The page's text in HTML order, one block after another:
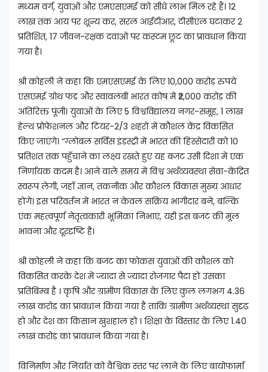
मध्यम वर्ग, युवाओं और एमएसएमई को सीधे लाभ मिल रहे हैं। 12
लाख तक आय पर शून्य कर, सरल आईटीआर, टीसीएल घटाकर 2
प्रतिशित, 17 जीवन-रक्षक दवाओं पर कस्टम छूट का प्रावधान किया
गया है।
श्री कोहली ने कहा कि एमएसएमई के लिए 10,000 करोड़ रुपये
एसएमई ग्रोथ फंड और स्वावलंबी भारत कोष में ₹2,000 करोड़ की
अतिरिक्त पूंजी। युवाओं के लिए 5 विश्वविद्यालय नगर-समूह, 1 लाख
हेल्थ प्रोफेशनल और टियर-2/3 शहरों में कौशल केंद्र विकसित
किए जाएंगे। “ग्लोबल सर्विस इंडस्ट्री में भारत की हिस्सेदारी को 10
प्रतिशत तक पहुँचाने का लक्ष्य रखते हुए यह बजट उसी दिशा में एक
निर्णायक कदम है। आने वाले समय में विश्व अर्थव्यवस्था सेवा-केंद्रित
स्वरूप लेगी, जहाँ ज्ञान, तकनीक और कौशल विकास मुख्य आधार
होंगे। इस परिवर्तन में भारत न केवल सक्रिय भागीदार बने, बल्कि
एक महत्वपूर्ण नेतृत्वकारी भूमिका निभाएं, यही इस बजट की मूल
भावना और दूरदृष्टि है।
श्री कोहली ने कहा कि बजट का फोकस युवाओं की कौशल को
विकसित करके देश में ज्यादा से ज्यादा रोजगार पैदा हों उसका
प्रतिबिम्ब है । कृषि और ग्रामीण विकास के लिए कुल लगभग 4.36
लाख करोड़ का प्रावधान किया गया है ताकि ग्रामीण अर्थव्यस्था सुदृढ़
हो और देश का किसान खुशहाल हो । शिक्षा के विस्तार के लिए 1.40
लाख करोड़ का प्रावधान किया गया है।
विनिर्माण और निर्यात को वैश्विक स्तर पर लाने के लिए बायोफार्मा